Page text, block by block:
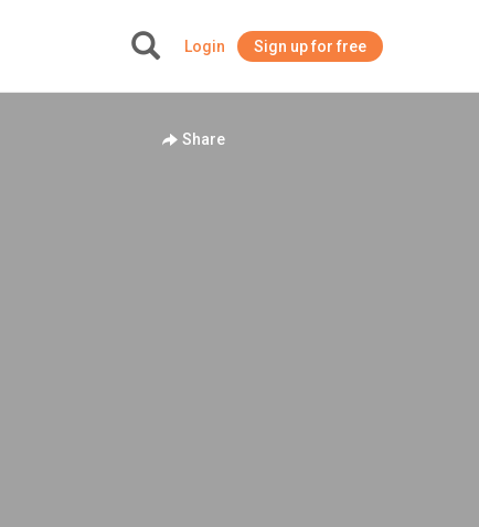
Login Sign up for free
Share